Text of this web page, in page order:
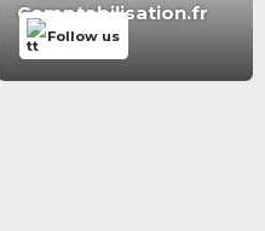
Comptabilisation.fr
Follow us